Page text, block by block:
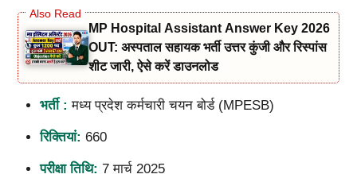
MP Hospital Assistant Answer Key 2026
OUT: अस्पताल सहायक भर्ती उत्तर कुंजी और रिस्पांस
शीट जारी, ऐसे करें डाउनलोड
भर्ती : मध्य प्रदेश कर्मचारी चयन बोर्ड (MPESB)
रिक्तियां: 660
परीक्षा तिथि: 7 मार्च 2025